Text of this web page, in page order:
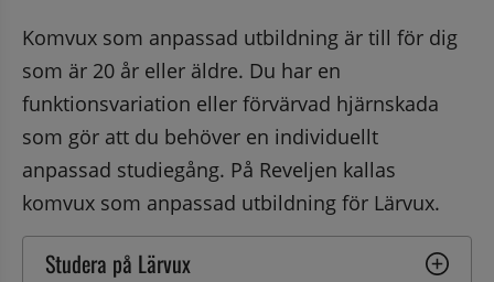
Komvux som anpassad utbildning är till för dig
som är 20 år eller äldre. Du har en
funktionsvariation eller förvärvad hjärnskada
som gör att du behöver en individuellt
anpassad studiegång. På Reveljen kallas
komvux som anpassad utbildning för Lärvux.
Studera på Lärvux